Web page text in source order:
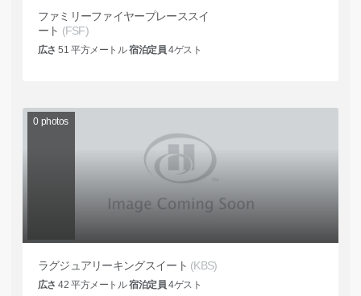
ファミリーファイヤープレーススイ
ート (FSF)
広さ 51 平方メートル宿泊定員 4ゲスト
0 photos
ラグジュアリーキングスイート (KBS)
広さ 42 平方メートル宿泊定員 4ゲスト